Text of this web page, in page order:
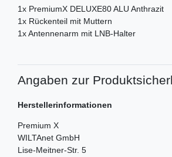
1x PremiumX DELUXE80 ALU Anthrazit
1x Rückenteil mit Muttern
1x Antennenarm mit LNB-Halter
Angaben zur
Herstellerinformationen
Premium X
WILTAnet GmbH
Lise-Meitner-Str. 5